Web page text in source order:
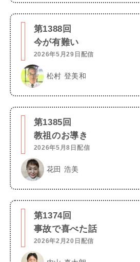
第1388回
今が有難い
2026年5月29日配信
松村 登美和
第1385回
教祖のお導き
2026年5月8日配信
花田 浩美
第1374回
事故で喜べた話
2026年2月20日配信